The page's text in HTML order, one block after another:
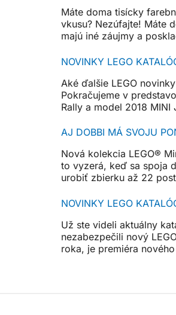
Máte doma tisícky
vkusu? Nezúfajte! Máte
majú iné záujmy a
NOVINKY LEGO
Aké ďalšie LEGO
Pokračujeme v
Rally a model 2018
AJ DOBBI MÁ SVOJU
Nová kolekcia LEGO®
to vyzerá, keď sa spoja
urobiť zbierku až 22
NOVINKY LEGO
Už ste videli aktuálny
nezabezpečili nový
roka, je premiéra